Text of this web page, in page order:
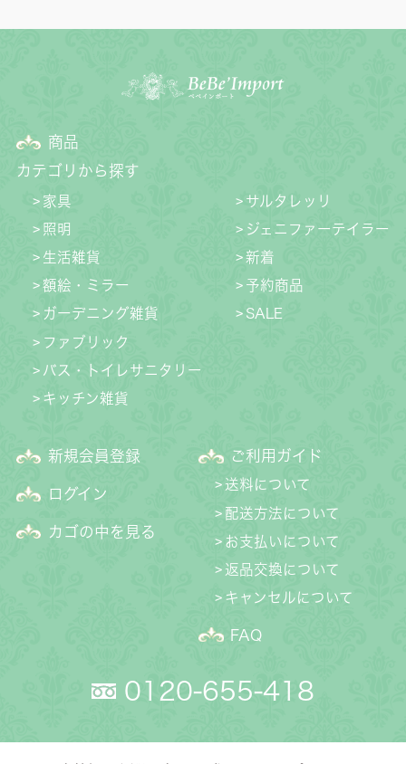
商品
カテゴリから探す
家具
照明
生活雑貨
額絵・ミラー
ガーデニング雑貨
ファブリック
バス・トイレサニタリー
キッチン雑貨
サルタレッリ
ジェニファーテイラー
新着
予約商品
SALE
新規会員登録
ログイン
カゴの中を見る
ご利用ガイド
送料について
配送方法について
お支払いについて
返品交換について
キャンセルについて
FAQ
0120-655-418